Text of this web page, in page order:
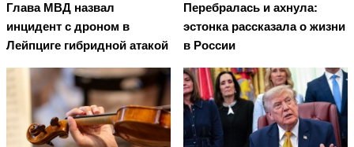
Глава МВД назвал
инцидент с дроном в
Лейпциге гибридной атакой
Перебралась и ахнула:
эстонка рассказала о жизни
в России